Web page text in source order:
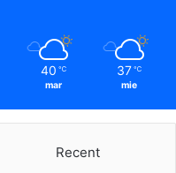
40 ℃
mar
37 ℃
mie
Recent